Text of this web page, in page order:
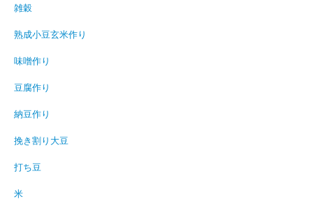
雑穀
熟成小豆玄米作り
味噌作り
豆腐作り
納豆作り
挽き割り大豆
打ち豆
米